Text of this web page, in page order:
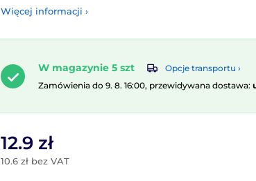
Więcej informacji ›
W magazynie 5 szt
Opcje transportu ›
Zamówienia do 9. 8. 16:00, przewidywana dostawa:
12.9 zł
10.6 zł bez VAT